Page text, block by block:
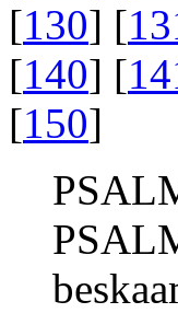
[130] [
[140] [
[150]